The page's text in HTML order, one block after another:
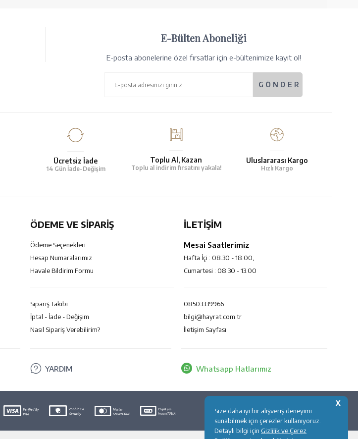
X
Size daha iyi bir alışveriş deneyimi
sunabilmek için çerezler kullanıyoruz.
Detaylı bilgi için Gizlilik ve Çerez
E-Bülten Aboneliği
E-posta abonelerine özel fırsatlar için e-bültenimize kayıt ol!
Ücretsiz İade
14 Gün İade-Değişim
Toplu Al, Kazan
Toplu al indirim fırsatını yakala!
Uluslararası Kargo
Hızlı Kargo
ÖDEME VE SİPARİŞ
Ödeme Seçenekleri
Hesap Numaralarımız
Havale Bildirim Formu
Sipariş Takibi
İptal - İade - Değişim
Nasıl Sipariş Verebilirim?
İLETİŞİM
Mesai Saatlerimiz
Hafta İçi : 08.30 - 18.00,
Cumartesi : 08.30 - 13.00
08503339966
bilgi@hayrat.com.tr
İletişim Sayfası
YARDIM Whatsapp Hatlarımız